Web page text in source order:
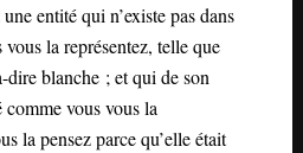
entité qui n’existe pas dans
la représentez, telle que
dire blanche ; et qui de son
comme vous vous la
la pensez parce qu’elle était